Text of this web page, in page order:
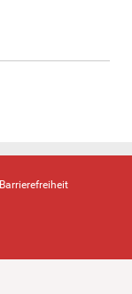
Barrierefreiheit